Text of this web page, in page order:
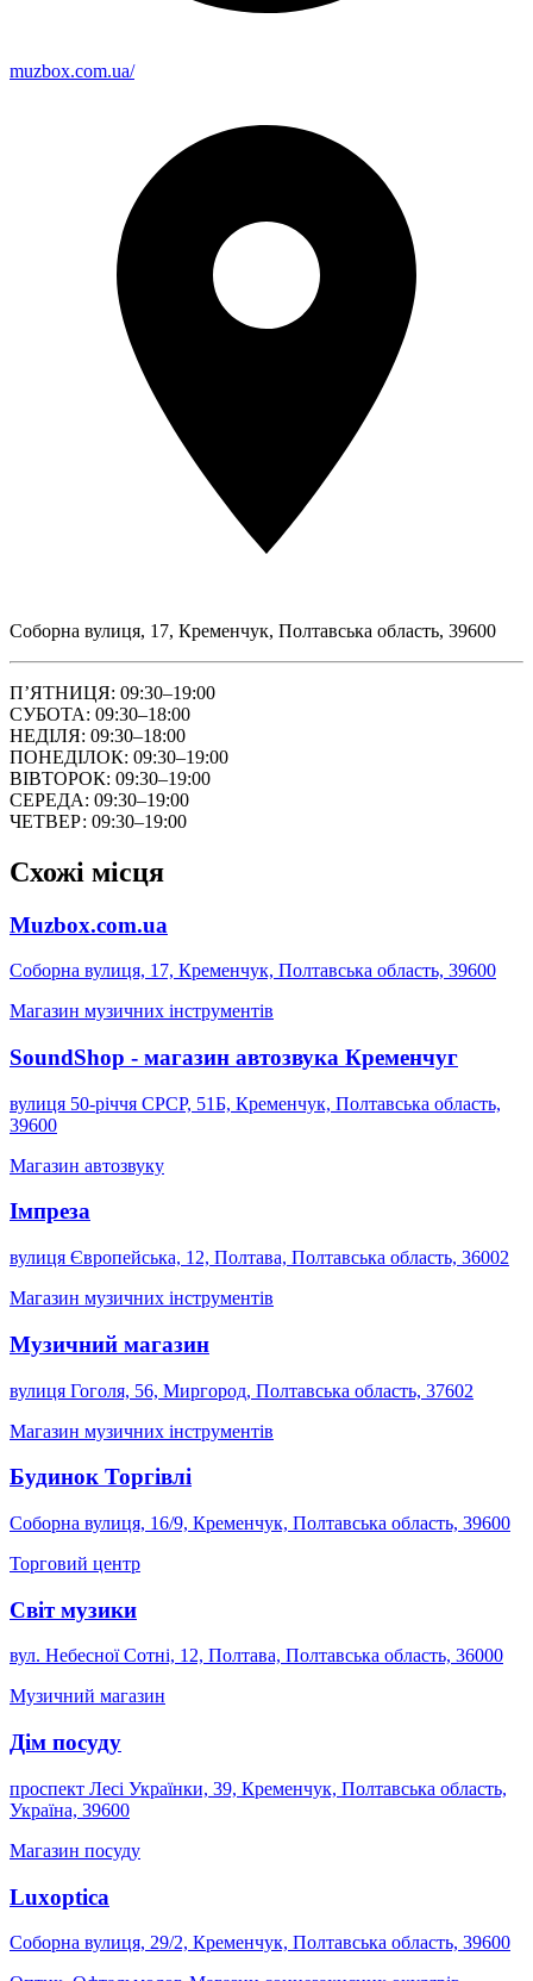
muzbox.com.ua/
Соборна вулиця, 17, Кременчук, Полтавська область, 39600
ПʼЯТНИЦЯ: 09:30–19:00
СУБОТА: 09:30–18:00
НЕДІЛЯ: 09:30–18:00
ПОНЕДІЛОК: 09:30–19:00
ВІВТОРОК: 09:30–19:00
СЕРЕДА: 09:30–19:00
ЧЕТВЕР: 09:30–19:00
Схожі місця
Muzbox.com.ua
Соборна вулиця, 17, Кременчук, Полтавська область, 39600
Магазин музичних інструментів
SoundShop - магазин автозвука Кременчуг
вулиця 50-річчя СРСР, 51Б, Кременчук, Полтавська область,
39600
Магазин автозвуку
Імпреза
вулиця Європейська, 12, Полтава, Полтавська область, 36002
Магазин музичних інструментів
Музичний магазин
вулиця Гоголя, 56, Миргород, Полтавська область, 37602
Магазин музичних інструментів
Будинок Торгiвлi
Соборна вулиця, 16/9, Кременчук, Полтавська область, 39600
Торговий центр
Світ музики
вул. Небесної Сотні, 12, Полтава, Полтавська область, 36000
Музичний магазин
Дім посуду
проспект Лесі Українки, 39, Кременчук, Полтавська область,
Україна, 39600
Магазин посуду
Luxoptica
Соборна вулиця, 29/2, Кременчук, Полтавська область, 39600